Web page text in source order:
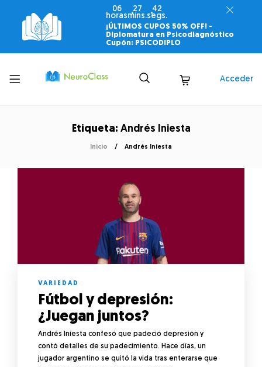
06
horas
27
mins.
42
segs.
¡ÚLTIMOS CUPOS 50% OFF! -
Diplomatura en Psicodiagnóstico
Cupón: PSICODIPLO
Toggle
menu
Acceder
Etiqueta: Andrés Iniesta
Inicio Andrés Iniesta
VARIEDAD
Fútbol y depresión:
¿Juegan juntos?
Andrés Iniesta confesó que padeció depresión y
contó detalles de su padecimiento. Hace días, un
jugador argentino se quitó la vida tras enterarse que